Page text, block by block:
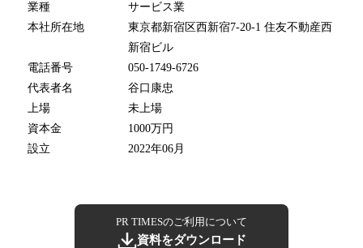
業種
サービス業
本社所在地
東京都新宿区西新宿7-20-1 住友不動産西
新宿ビル
電話番号
050-1749-6726
代表者名
谷口康忠
上場
未上場
資本金
1000万円
設立
2022年06月
PR TIMESのご利用について
資料をダウンロード